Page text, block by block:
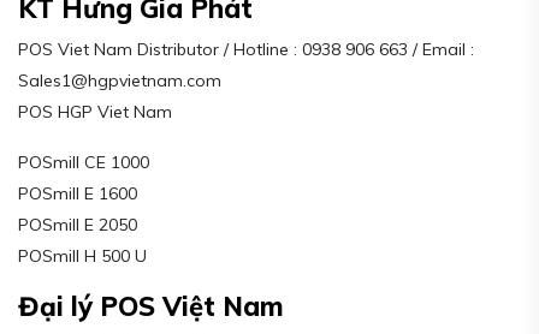
KT Hưng Gia Phát
POS Viet Nam Distributor / Hotline : 0938 906 663 / Email :
Sales1@hgpvietnam.com
POS HGP Viet Nam
POSmill CE 1000
POSmill E 1600
POSmill E 2050
POSmill H 500 U
Đại lý POS Việt Nam